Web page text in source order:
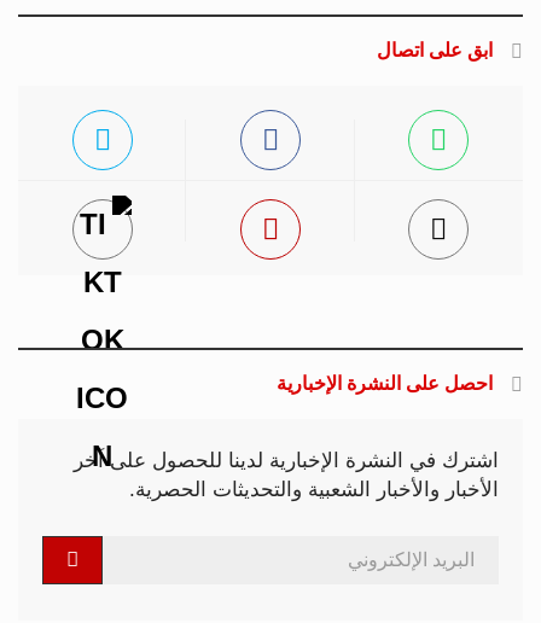
ابق على اتصال
احصل على النشرة الإخبارية
اشترك في النشرة الإخبارية لدينا للحصول على آخر
الأخبار والأخبار الشعبية والتحديثات الحصرية.